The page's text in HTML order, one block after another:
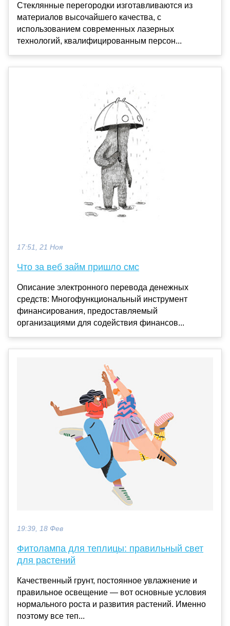
Стеклянные перегородки изготавливаются из
материалов высочайшего качества, с
использованием современных лазерных
технологий, квалифицированным персон...
17:51, 21 Ноя
Что за веб займ пришло смс
Описание электронного перевода денежных
средств: Многофункциональный инструмент
финансирования, предоставляемый
организациями для содействия финансов...
19:39, 18 Фев
Фитолампа для теплицы: правильный свет
для растений
Качественный грунт, постоянное увлажнение и
правильное освещение — вот основные условия
нормального роста и развития растений. Именно
поэтому все теп...